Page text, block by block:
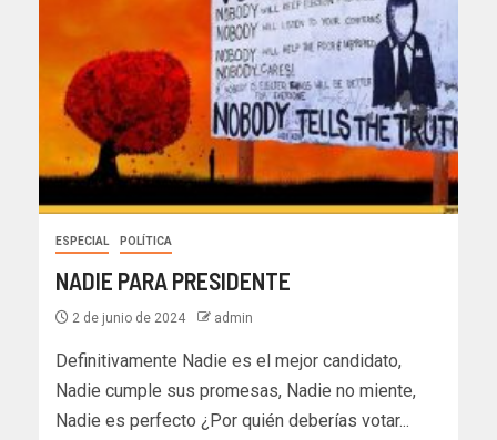
ESPECIAL POLÍTICA
NADIE PARA PRESIDENTE
2 de junio de 2024 admin
Definitivamente Nadie es el mejor candidato,
Nadie cumple sus promesas, Nadie no miente,
Nadie es perfecto ¿Por quién deberías votar...